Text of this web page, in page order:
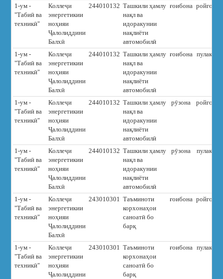
1-ум -
"Табиӣ ва
техникӣ"
Коллеҷи
энергетикии
ноҳияи
Ҷалолиддини
Балхӣ
244010132 Ташкили ҳамлу
нақл ва
идоракунии
нақлиёти
автомобилӣ
ғоибона ройгон
1-ум -
"Табиӣ ва
техникӣ"
Коллеҷи
энергетикии
ноҳияи
Ҷалолиддини
Балхӣ
244010132 Ташкили ҳамлу
нақл ва
идоракунии
нақлиёти
автомобилӣ
ғоибона пулакӣ
1-ум -
"Табиӣ ва
техникӣ"
Коллеҷи
энергетикии
ноҳияи
Ҷалолиддини
Балхӣ
244010132 Ташкили ҳамлу
нақл ва
идоракунии
нақлиёти
автомобилӣ
рӯзона ройгон
1-ум -
"Табиӣ ва
техникӣ"
Коллеҷи
энергетикии
ноҳияи
Ҷалолиддини
Балхӣ
244010132 Ташкили ҳамлу
нақл ва
идоракунии
нақлиёти
автомобилӣ
рӯзона пулакӣ
1-ум -
"Табиӣ ва
техникӣ"
Коллеҷи
энергетикии
ноҳияи
Ҷалолиддини
Балхӣ
243010301 Таъминоти
корхонаҳои
саноатӣ бо
барқ
ғоибона ройгон
1-ум -
"Табиӣ ва
техникӣ"
Коллеҷи
энергетикии
ноҳияи
Ҷалолиддини
243010301 Таъминоти
корхонаҳои
саноатӣ бо
барқ
ғоибона пулакӣ